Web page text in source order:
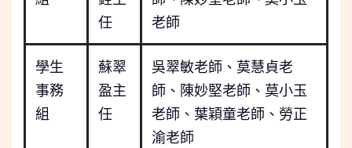
任
老師
學生
事務
組
蘇翠
盈主
任
吳翠敏老師、莫慧貞老
師、陳妙堅老師、莫小玉
老師、葉穎童老師、勞正
渝老師